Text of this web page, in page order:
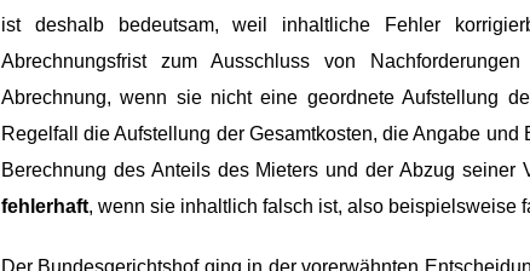
ist deshalb bedeutsam, weil inhaltliche Fehler
Abrechnungsfrist zum Ausschluss von
Abrechnung, wenn sie nicht eine geordnete Aufstellung
Regelfall die Aufstellung der Gesamtkosten, die Angabe
Berechnung des Anteils des Mieters und der Abzug seiner
fehlerhaft, wenn sie inhaltlich falsch ist, also beispielsweise
Der Bundesgerichtshof ging in der vorerwähnten